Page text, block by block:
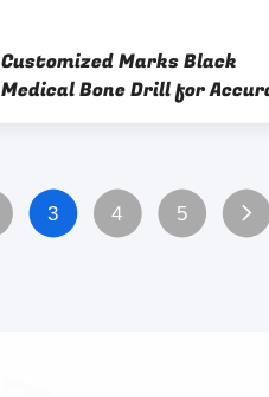
Customized Marks Black
Medical Bone Drill for
and Smooth Bone Drilling
3 4 5